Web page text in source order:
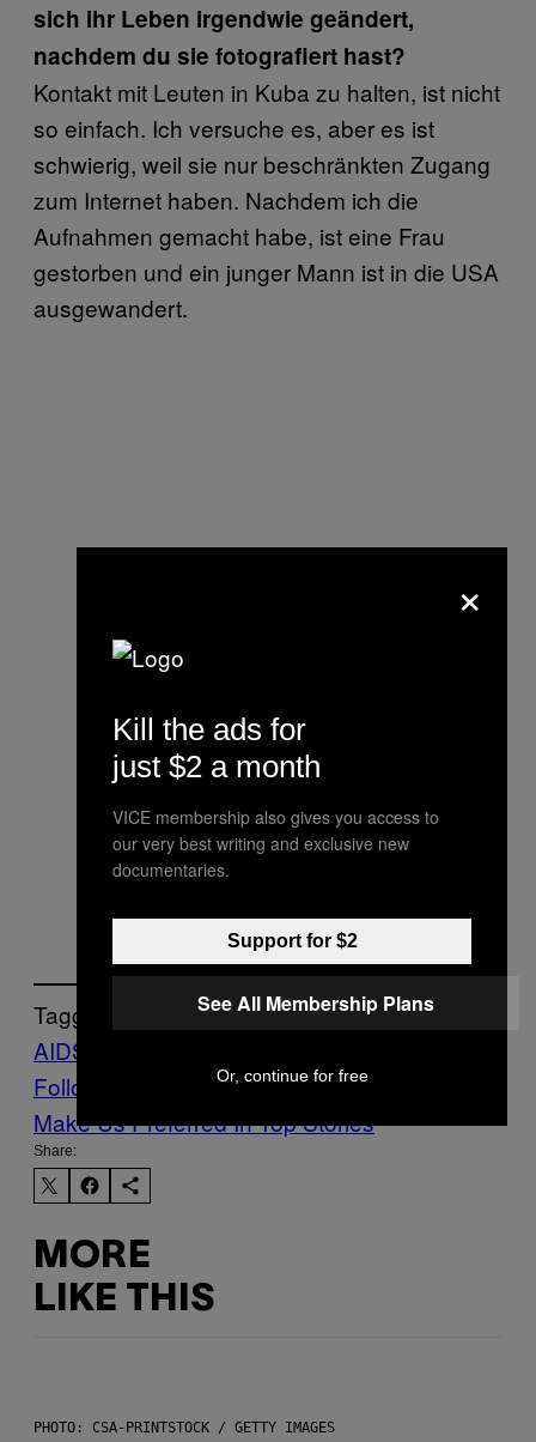
sich ihr Leben irgendwie geändert,
nachdem du sie fotografiert hast?
Kontakt mit Leuten in Kuba zu halten, ist nicht
so einfach. Ich versuche es, aber es ist
schwierig, weil sie nur beschränkten Zugang
zum Internet haben. Nachdem ich die
Aufnahmen gemacht habe, ist eine Frau
gestorben und ein junger Mann ist in die USA
ausgewandert.
Tagged:
AIDS
Follow Us On Discover
Make Us Preferred In Top Stories
Share:
MORE
LIKE THIS
PHOTO: CSA-PRINTSTOCK / GETTY IMAGES
×
Kill the ads for
just $2 a month
VICE membership also gives you access to
our very best writing and exclusive new
documentaries.
Support for $2
See All Membership Plans
Or, continue for free